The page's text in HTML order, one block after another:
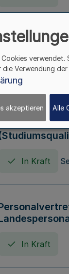
Verordnung
Todesfällen
In Kraft
In Kraft
In Kraft
verwendet.
Verwendung
akzeptieren Alle